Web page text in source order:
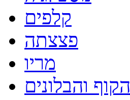
קלפים
פצצתה
מריו
הקוף והבלונים